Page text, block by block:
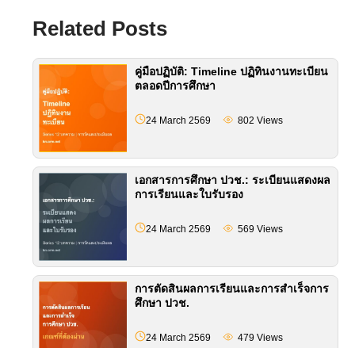
Related Posts
คู่มือปฏิบัติ: Timeline ปฏิทินงานทะเบียน
ตลอดปีการศึกษา
24 March 2569 802 Views
เอกสารการศึกษา ปวช.: ระเบียนแสดงผล
การเรียนและใบรับรอง
24 March 2569 569 Views
การตัดสินผลการเรียนและการสำเร็จการ
ศึกษา ปวช.
24 March 2569 479 Views